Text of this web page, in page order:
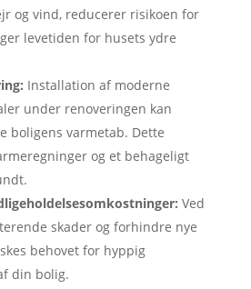
og vind, reducerer risikoen for
levetiden for husets ydre
Installation af moderne
under renoveringen kan
boligens varmetab. Dette
og et behageligt
Ved
skader og forhindre nye
behovet for hyppig
din bolig.